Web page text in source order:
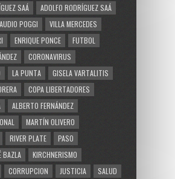
SAÁ
ADOLFO RODRÍGUEZ SAÁ
POGGI
VILLA MERCEDES
ENRIQUE PONCE
FUTBOL
CORONAVIRUS
LA PUNTA
GISELA VARTALITIS
COPA LIBERTADORES
ALBERTO FERNÁNDEZ
MARTÍN OLIVERO
RIVER PLATE
PASO
BAZLA
KIRCHNERISMO
CORRUPCION JUSTICIA SALUD